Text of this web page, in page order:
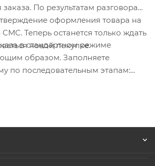
заказа. По результатам разговора
оформления товара на
СМС. Теперь останется только ждать
новой покупке.
в стандартном режиме
образом. Заполняете
по последовательным этапам: